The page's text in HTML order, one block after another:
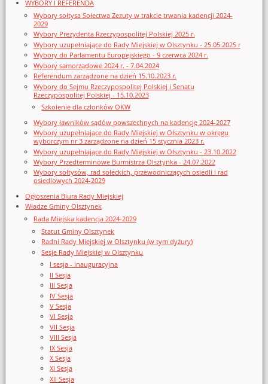
WYBORY I REFERENDA
Wybory sołtysa Sołectwa Zezuty w trakcie trwania kadencji 2024-
2029
Wybory Prezydenta Rzeczypospolitej Polskiej 2025 r.
Wybory uzupełniające do Rady Miejskiej w Olsztynku - 25.05.2025 r
Wybory do Parlamentu Europejskiego - 9 czerwca 2024 r.
Wybory samorządowe 2024 r. - 7.04.2024
Referendum zarządzone na dzień 15.10.2023 r.
Wybory do Sejmu Rzeczypospolitej Polskiej i Senatu
Rzeczypospolitej Polskiej - 15.10.2023
Szkolenie dla członków OKW
Wybory ławników sądów powszechnych na kadencję 2024-2027
Wybory uzupełniające do Rady Miejskiej w Olsztynku w okręgu
wyborczym nr 3 zarządzone na dzień 15 stycznia 2023 r.
Wybory uzupełniające do Rady Miejskiej w Olsztynku - 23.10.2022
Wybory Przedterminowe Burmistrza Olsztynka - 24.07.2022
Wybory sołtysów, rad sołeckich, przewodniczących osiedli i rad
osiedlowych 2024-2029
Ogłoszenia Biura Rady Miejskiej
Władze Gminy Olsztynek
Rada Miejska kadencja 2024-2029
Statut Gminy Olsztynek
Radni Rady Miejskiej w Olsztynku (w tym dyżury)
Sesje Rady Miejskiej w Olsztynku
I sesja - inauguracyjna
II Sesja
III Sesja
IV Sesja
V Sesja
VI Sesja
VII Sesja
VIII Sesja
IX Sesja
X Sesja
XI Sesja
XII Sesja